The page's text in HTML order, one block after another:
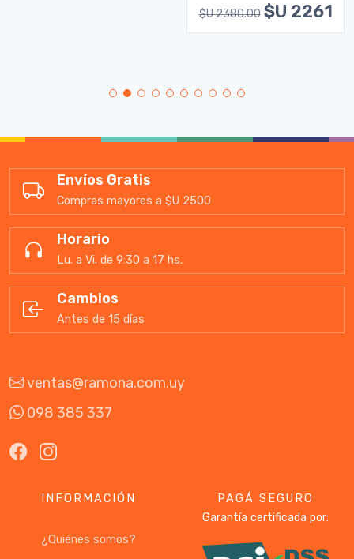
$U 2380.00 $U 2261
Envíos Gratis
Compras mayores a $U 2500
Horario
Lu. a Vi. de 9:30 a 17 hs.
Cambios
Antes de 15 días
ventas@ramona.com.uy
098 385 337
INFORMACIÓN
¿Quiénes somos?
PAGÁ SEGURO
Garantía certificada por: